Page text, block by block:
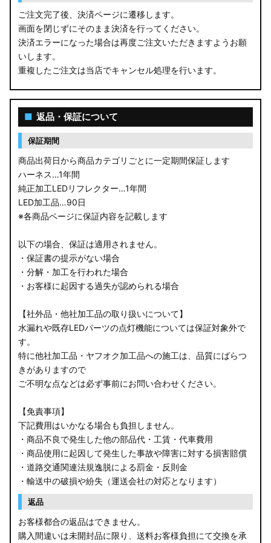
ご注文完了後、決済ページに遷移します。
画面を閉じずにそのまま決済を行ってください。
決済エラーになった場合は再度ご注文いただきますようお願
いします。
重複したご注文は当店でキャンセル処理を行います。
■ 返品・保証について
保証期間
商品出荷日から商品カテゴリごとに一定期間保証します
ハーネス…1年間
純正加工LEDリフレクター…1年間
LED加工品…90日
※各商品ページに保証内容を記載します
以下の場合、保証は適用されません。
・保証書の提示がない場合
・分解・加工を行われた場合
・お客様に起因する過失が認められる場合
【社外品・他社加工品の取り扱いについて】
水漏れや既存LEDパーツの点灯機能については保証対象外で
す。
特に他社加工品・ヤフオク加工品への施工は、品質にばらつ
きがありますので
ご不明な点などは必ず事前にお問い合わせください。
【免責事項】
下記費用はいかなる場合も負担しません。
・商品不良で発生した他の部品代・工賃・代車費用
・商品使用に起因して発生した事故や障害に対する損害賠償
・道路交通関連法規逸脱による罰金・反則金
・輸送中の破損や紛失（運送会社の対応となります）
返品
お客様都合の返品はできません。
購入間違いは未開封品に限り、送料お客様負担にて交換を承